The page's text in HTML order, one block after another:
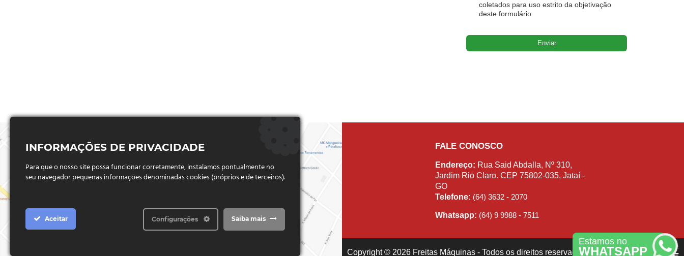
coletados para uso estrito da objetivação
deste formulário.
Estamos no
WHATSAPP
FALE CONOSCO
Endereço: Rua Said Abdalla, Nº 310,
Jardim Rio Claro. CEP 75802-035, Jataí -
GO
Telefone: (64) 3632 - 2070
Whatsapp: (64) 9 9988 - 7511
Copyright © 2026 Freitas Máquinas - Todos os direitos reservados
INFORMAÇÕES DE PRIVACIDADE
Para que o nosso site possa funcionar corretamente, instalamos pontualmente no
seu navegador pequenas informações denominadas cookies (próprios e de terceiros).
Aceitar Saiba mais
Configurações